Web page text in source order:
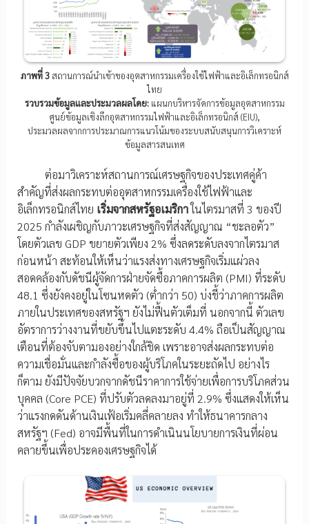
ภาพที่ 3สถานการณ์นำเข้าของอุตสาหกรรมเครื่องใช้ไฟฟ้าและอิเล็กทรอนิกส์
ไทย
รวบรวมข้อมูลและประมวลผลโดย:แผนกบริหารจัดการข้อมูลอุตสาหกรรม
ศูนย์ข้อมูลเชิงลึกอุตสาหกรรมไฟฟ้าและอิเล็กทรอนิกส์ (EIU),
ประมวลผลจากการประมาณการแนวโน้มของระบบสนับสนุนการวิเคราะห์
ข้อมูลสารสนเทศ
ต่อมาวิเคราะห์สถานการณ์เศรษฐกิจของประเทศคู่ค้า
สำคัญที่ส่งผลกระทบต่ออุตสาหกรรมเครื่องใช้ไฟฟ้าและ
อิเล็กทรอนิกส์ไทย เริ่มจากสหรัฐอเมริกาในไตรมาสที่ 3 ของปี
2025 กำลังเผชิญกับภาวะเศรษฐกิจที่ส่งสัญญาณ “ชะลอตัว”
โดยตัวเลข GDP ขยายตัวเพียง 2% ซึ่งลดระดับลงจากไตรมาส
ก่อนหน้า สะท้อนให้เห็นว่าแรงส่งทางเศรษฐกิจเริ่มแผ่วลง
สอดคล้องกับดัชนีผู้จัดการฝ่ายจัดซื้อภาคการผลิต (PMI) ที่ระดับ
48.1 ซึ่งยังคงอยู่ในโซนหดตัว (ต่ำกว่า 50) บ่งชี้ว่าภาคการผลิต
ภายในประเทศของสหรัฐฯ ยังไม่ฟื้นตัวเต็มที่ นอกจากนี้ ตัวเลข
อัตราการว่างงานที่ขยับขึ้นไปแตะระดับ 4.4% ถือเป็นสัญญาณ
เตือนที่ต้องจับตามองอย่างใกล้ชิด เพราะอาจส่งผลกระทบต่อ
ความเชื่อมั่นและกำลังซื้อของผู้บริโภคในระยะถัดไป อย่างไร
ก็ตาม ยังมีปัจจัยบวกจากดัชนีราคาการใช้จ่ายเพื่อการบริโภคส่วน
บุคคล (Core PCE) ที่ปรับตัวลดลงมาอยู่ที่ 2.9% ซึ่งแสดงให้เห็น
ว่าแรงกดดันด้านเงินเฟ้อเริ่มคลี่คลายลง ทำให้ธนาคารกลาง
สหรัฐฯ (Fed) อาจมีพื้นที่ในการดำเนินนโยบายการเงินที่ผ่อน
คลายขึ้นเพื่อประคองเศรษฐกิจได้